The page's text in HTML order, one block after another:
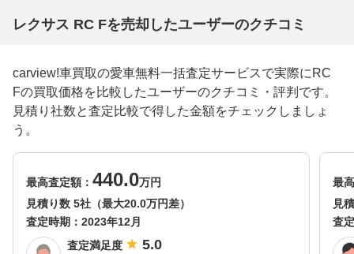
レクサス RC Fを売却したユーザーのクチコミ
carview!車買取の愛車無料一括査定サービスで実際にRC
Fの買取価格を比較したユーザーのクチコミ・評判です。
見積り社数と査定比較で得した金額をチェックしましょ
う。
最高査定額： 440.0万円
見積り数 5社（最大20.0万円差）
査定時期： 2023年12月
査定満足度
5.0
最
見
査